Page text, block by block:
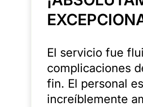
El servicio fue
complicaciones
fin. El personal es
increíblemente